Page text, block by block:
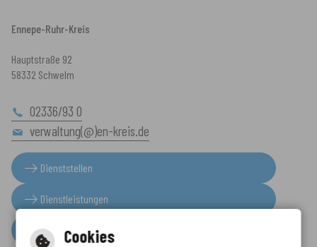
Ennepe-Ruhr-Kreis
Hauptstraße 92
58332 Schwelm
02336/93 0
verwaltung(@)en-kreis.de
Dienststellen
Dienstleistungen
Presseinformationen
Cookies